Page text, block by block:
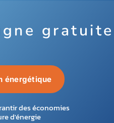
énergétique
des économies
d'énergie